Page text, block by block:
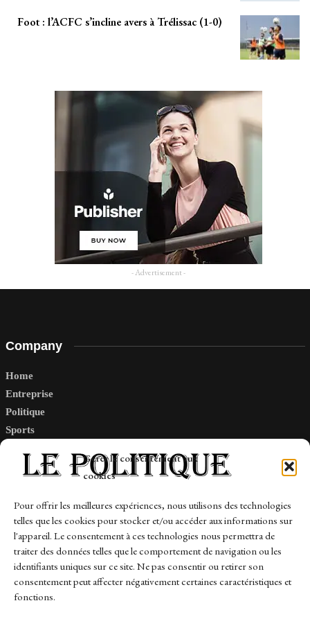
Gérer le consentement aux
cookies
Pour offrir les meilleures expériences, nous utilisons des technologies
telles que les cookies pour stocker et/ou accéder aux informations sur
l'appareil. Le consentement à ces technologies nous permettra de
traiter des données telles que le comportement de navigation ou les
identifiants uniques sur ce site. Ne pas consentir ou retirer son
consentement peut affecter négativement certaines caractéristiques et
fonctions.
Foot : l’ACFC s’incline avers à Trélissac (1-0)
- Advertisement -
Company
Home
Entreprise
Politique
Sports
Links
Contact
Sitemap